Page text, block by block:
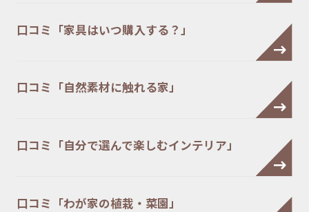
口コミ「家具はいつ購入する？」
口コミ「自然素材に触れる家」
口コミ「自分で選んで楽しむインテリア」
口コミ「わが家の植栽・菜園」